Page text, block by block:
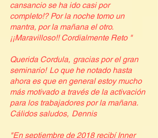
cansancio se ha ido casi por
completo!? Por la noche tomo un
mantra, por la mañana el otro.
¡¡Maravilloso!! Cordialmente Reto "
Querida Cordula, gracias por el gran
seminario! Lo que he notado hasta
ahora es que en general estoy mucho
más motivado a través de la activación
para los trabajadores por la mañana.
Cálidos saludos, Dennis
"En septiembre de 2018 recibí Inner